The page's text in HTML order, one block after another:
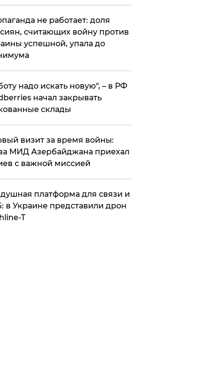
не работает: доля
считающих войну против
успешной, упала до
надо искать новую", – в РФ
начал закрывать
склады
визит за время войны:
МИД Азербайджана приехал
с важной миссией
платформа для связи и
в Украине представили дрон
T